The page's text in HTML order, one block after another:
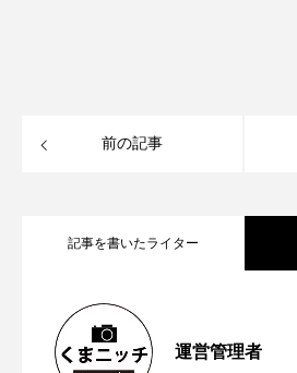
前の記事
記事を書いたライター
運営管理者
2026.05.13